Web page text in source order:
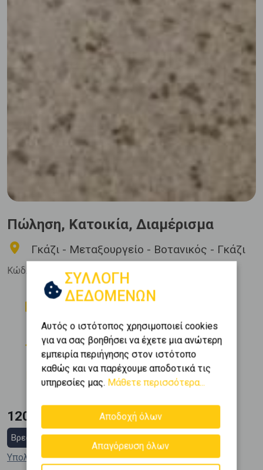
Πώληση, Κατοικία, Διαμέρισμα
Γκάζι - Μεταξουργείο - Βοτανικός - Γκάζι
Κώδ. Ακινήτου:524598
Δωμάτια
Μπάνια
Όροφος
3 (3ος)
Εμβαδόν
33 m2
Κατασκευή
1966
120.000 €
Βρες στεγαστικό δάνειο
Υπολόγισε τη δόση μου
ΣΥΛΛΟΓΗ
ΔΕΔΟΜΕΝΩΝ
Αυτός ο ιστότοπος χρησιμοποιεί cookies
για να σας βοηθήσει να έχετε μια ανώτερη
εμπειρία περιήγησης στον ιστότοπο
καθώς και να παρέχουμε αποδοτικά τις
υπηρεσίες μας. Μάθετε περισσότερα...
Αποδοχή όλων
Απαγόρευση όλων